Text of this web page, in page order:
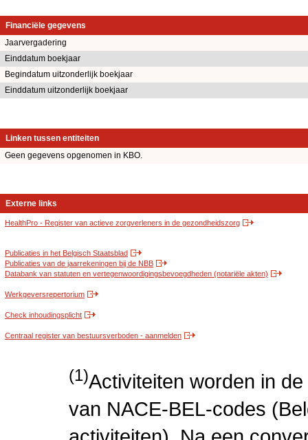
Financiële gegevens
Jaarvergadering
Einddatum boekjaar
Begindatum uitzonderlijk boekjaar
Einddatum uitzonderlijk boekjaar
Linken tussen entiteiten
Geen gegevens opgenomen in KBO.
Externe links
HealthPro - Register van actieve zorgverleners in de gezondheidszorg
Publicaties in het Belgisch Staatsblad
Publicaties van de jaarrekeningen bij de NBB
Databank van statuten en vertegenwoordigingsbevoegdheden (notariële akten)
Werkgeversrepertorium
Check inhoudingsplicht
Centraal register van bestuursverboden - aanmelden
(1)Activiteiten worden in
van NACE-BEL-codes